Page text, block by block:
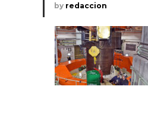
by redaccion